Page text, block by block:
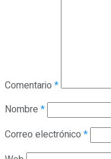
Comentario *
Nombre *
Correo electrónico *